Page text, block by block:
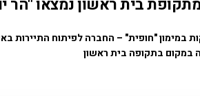
בית ראשון נמצאו "הר
במימון "חופית" – החברה לפיתוח התיירות
במקום בתקופה בית ראשון